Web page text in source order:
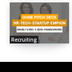
Recruiting